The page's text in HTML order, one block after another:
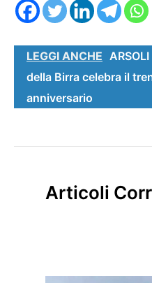
LEGGI ANCHE
della Birra celebra il
anniversario
Articoli